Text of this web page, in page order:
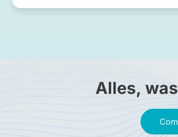
Alles,